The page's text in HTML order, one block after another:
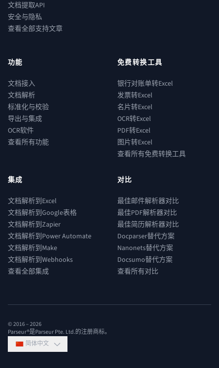
文档提取API
安全与隐私
查看全部支持文章
功能
文档接入
文档解析
标准化与校验
导出与集成
OCR软件
查看所有功能
免费转换工具
银行对账单转Excel
发票转Excel
名片转Excel
OCR转Excel
PDF转Excel
图片转Excel
查看所有免费转换工具
集成
文档解析到Excel
文档解析到Google表格
文档解析到Zapier
文档解析到Power Automate
文档解析到Make
文档解析到Webhooks
查看全部集成
对比
最佳邮件解析器对比
最佳PDF解析器对比
最佳简历解析器对比
Docparser替代方案
Nanonets替代方案
Docsumo替代方案
查看所有对比
© 2016 –2026
Parseur®是Parseur Pte. Ltd.的注册商标。
简体中文